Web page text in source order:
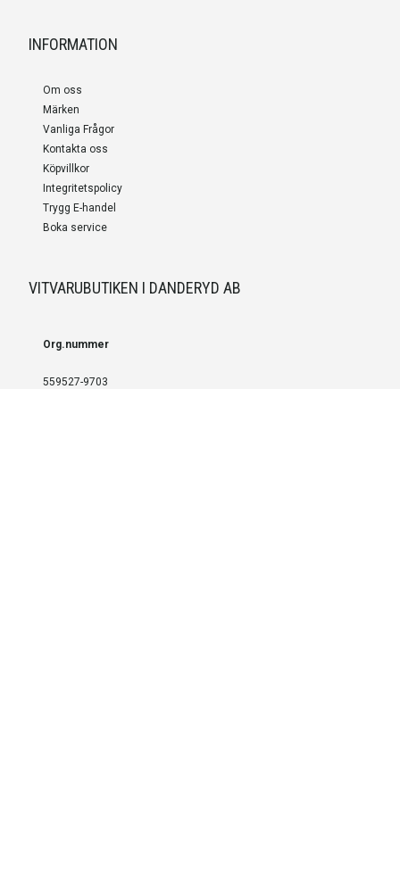
INFORMATION
Om oss
Märken
Vanliga Frågor
Kontakta oss
Köpvillkor
Integritetspolicy
Trygg E-handel
Boka service
VITVARUBUTIKEN I DANDERYD AB
Org.nummer
559527-9703